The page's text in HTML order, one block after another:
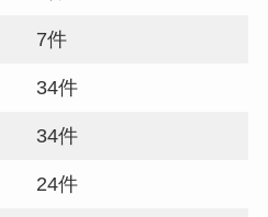
7件
34件
34件
24件